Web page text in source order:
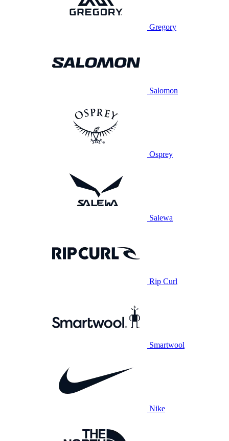
Gregory
Salomon
Osprey
Salewa
Rip Curl
Smartwool
Nike